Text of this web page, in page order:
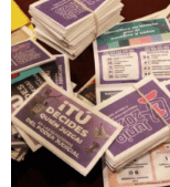
Editorial
Nacional
Colaboradores